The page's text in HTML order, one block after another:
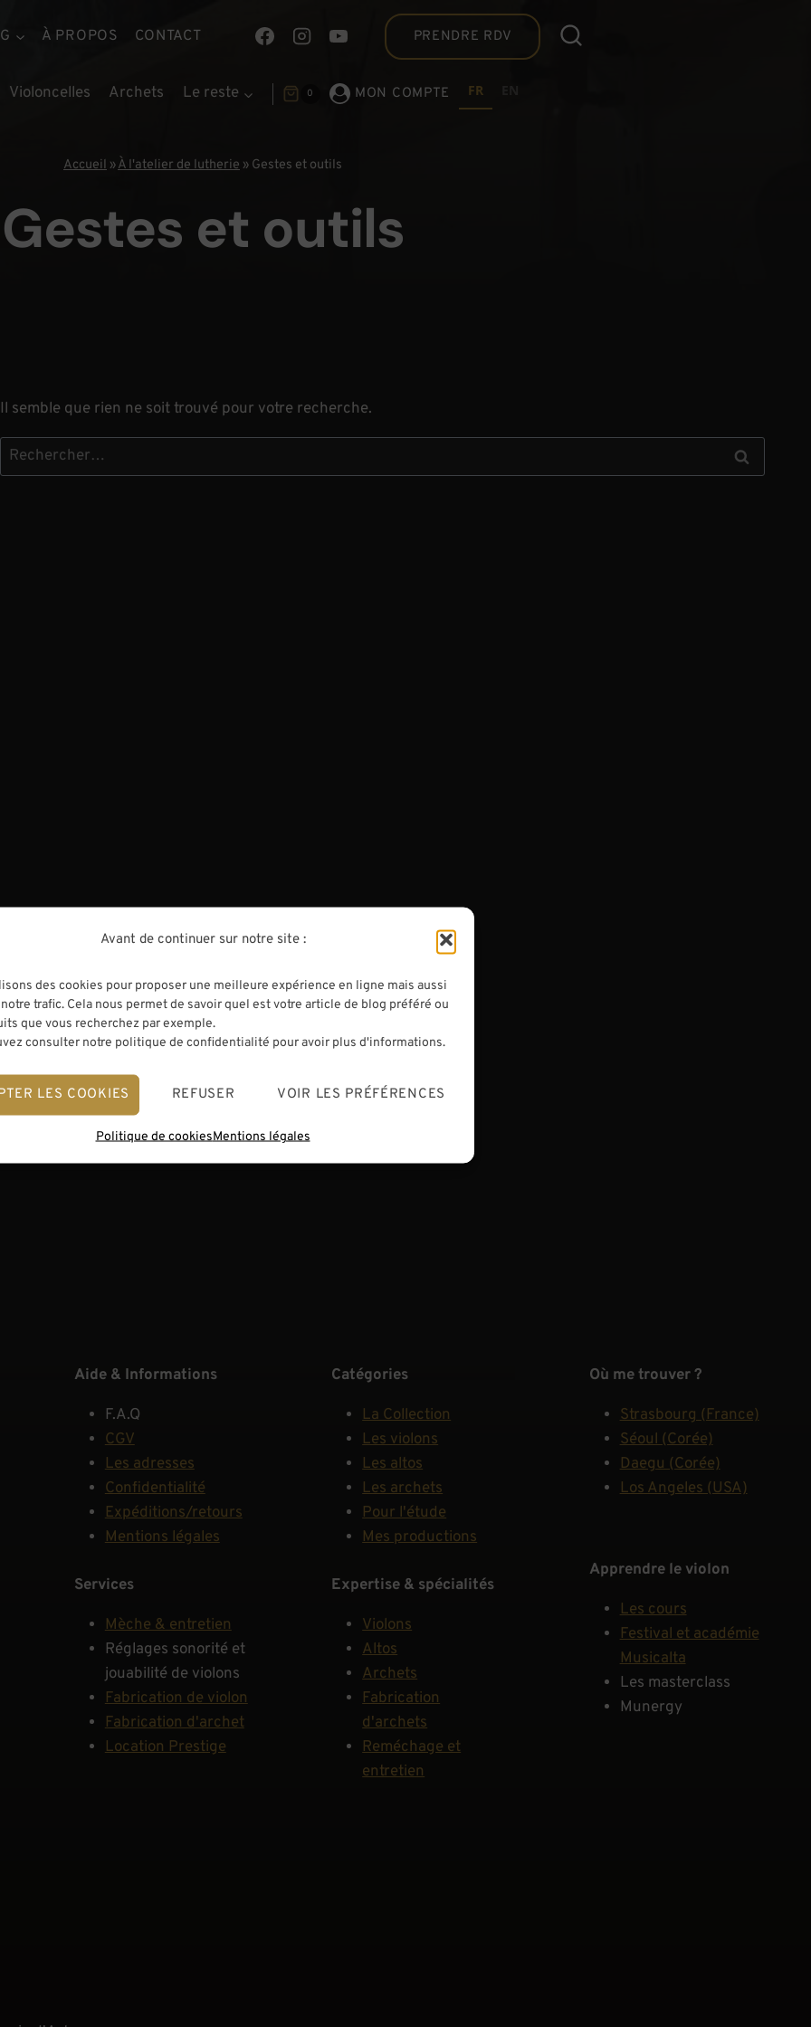
Avant de continuer sur notre site :
des cookies pour proposer une meilleure expérience en ligne mais aussi
trafic. Cela nous permet de savoir quel est votre article de blog préféré ou
que vous recherchez par exemple.
consulter notre politique de confidentialité pour avoir plus d'informations.
LES COOKIES REFUSER VOIR LES PRÉFÉRENCES
Politique de cookiesMentions légales
À PROPOS CONTACT PRENDRE RDV
Violoncelles Archets Le reste 0 MON COMPTE FR
Accueil »À l'atelier de lutherie » Gestes et outils
Gestes et outils
Il semble que rien ne soit trouvé pour votre recherche.
Rechercher :
en toute
et de
pour des
Évidemment, il
car même en
il est difficile
ces...
2
Dans cet article je vous explique comment
ne pas tomber dans certains pièges et où
trouver la meilleure location de violon
possible. Où trouver la meilleure location de
violon ? Le guide pour ne pas se tromper Se
19/07/2026
Aide & Informations
F.A.Q
CGV
Les adresses
Confidentialité
Expéditions/retours
Mentions légales
Services
Mèche & entretien
Réglages sonorité et
jouabilité de violons
Fabrication de violon
Fabrication d'archet
Location Prestige
Catégories
La Collection
Les violons
Les altos
Les archets
Pour l'étude
Mes productions
Expertise & spécialités
Violons
Altos
Archets
Fabrication
d'archets
Reméchage et
entretien
Où me trouver ?
Strasbourg (France)
Séoul (Corée)
Daegu (Corée)
Los Angeles (USA)
Apprendre le violon
Les cours
Festival et académie
Musicalta
Les masterclass
Munergy